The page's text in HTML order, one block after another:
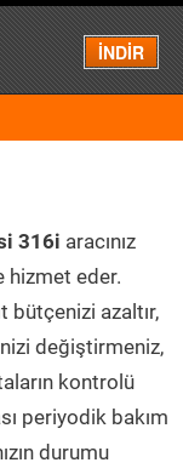
İNDİR
Menü
316i aracınız
hizmet eder.
bütçenizi azaltır,
değiştirmeniz,
kontrolü
periyodik bakım
durumu